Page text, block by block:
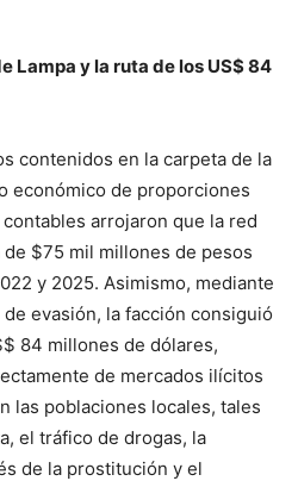
Lampa y la ruta de los US$ 84
contenidos en la carpeta de la
económico de proporciones
arrojaron que la red
$75 mil millones de pesos
y 2025. Asimismo, mediante
evasión, la facción consiguió
84 millones de dólares,
de mercados ilícitos
las poblaciones locales, tales
el tráfico de drogas, la
de la prostitución y el